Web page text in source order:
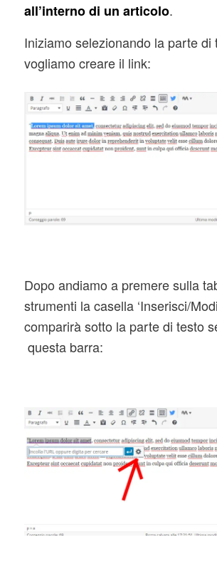
all’interno di un articolo.
Iniziamo selezionando la parte di
vogliamo creare il link:
Dopo andiamo a premere sulla
strumenti la casella ‘Inserisci/
comparirà sotto la parte di testo
questa barra: